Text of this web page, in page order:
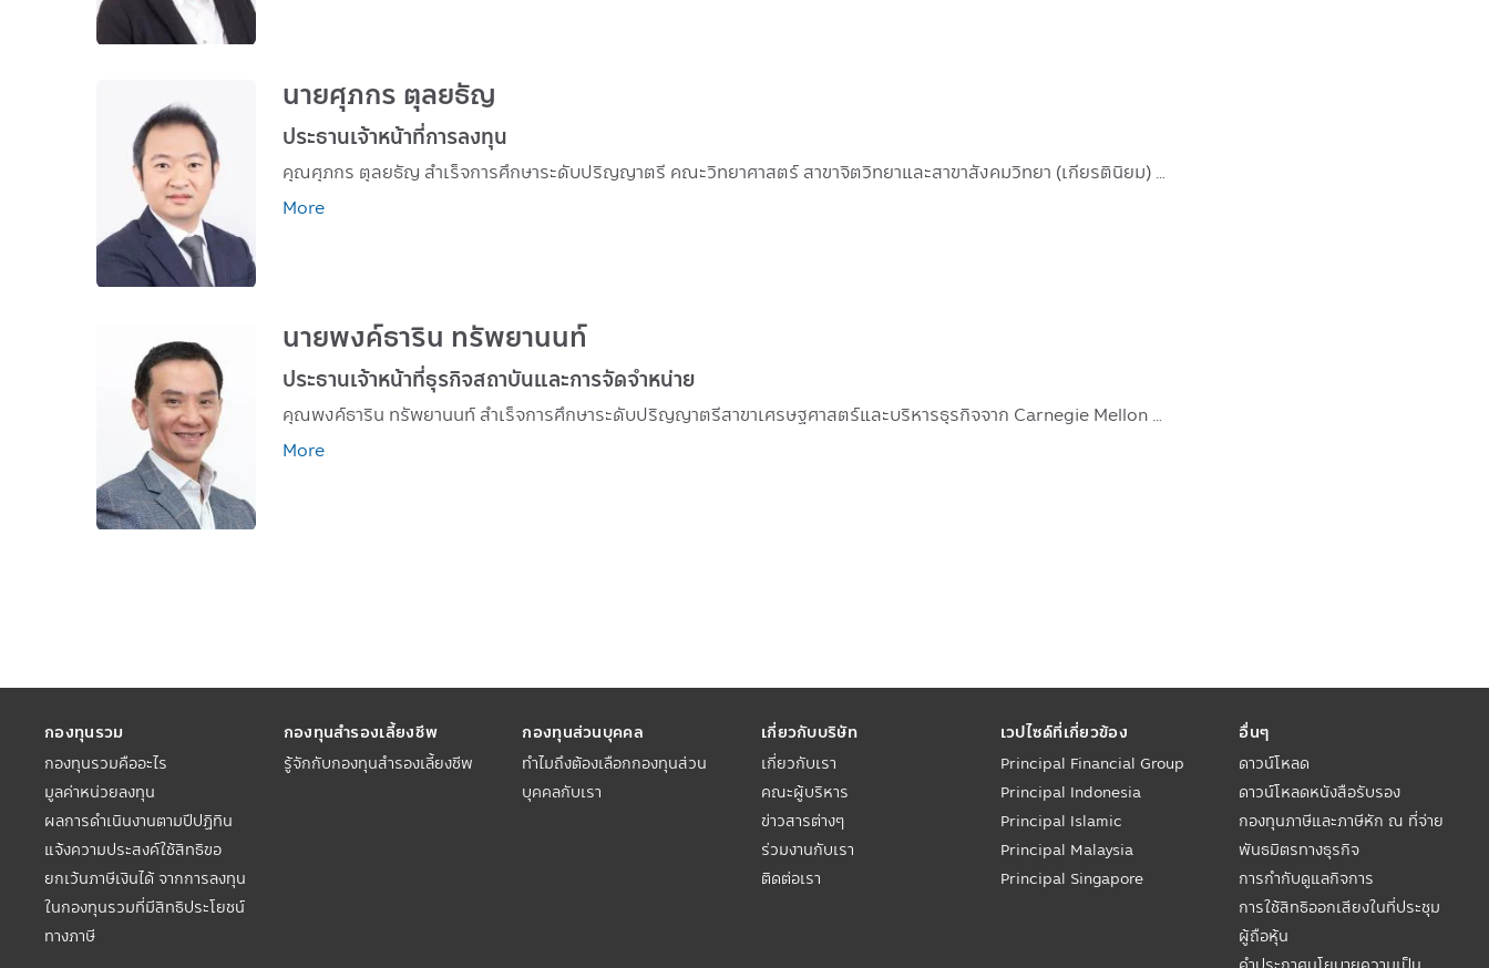
นายศุภกร ตุลยธัญ
ประธานเจ้าหน้าที่การลงทุน
คุณศุภกร ตุลยธัญ สำเร็จการศึกษาระดับปริญญาตรี คณะวิทยาศาสตร์ สาขาจิตวิทยาและสาขาสังคมวิทยา (เกียรตินิยม) จาก W…
More
นายพงค์ธาริน ทรัพยานนท์
ประธานเจ้าหน้าที่ธุรกิจสถาบันและการจัดจำหน่าย
คุณพงค์ธาริน ทรัพยานนท์ สำเร็จการศึกษาระดับปริญญาตรีสาขาเศรษฐศาสตร์และบริหารธุรกิจจาก Carnegie Mellon Universi…
More
กองทุนรวม
กองทุนรวมคืออะไร
มูลค่าหน่วยลงทุน
ผลการดำเนินงานตามปีปฏิทิน
แจ้งความประสงค์ใช้สิทธิขอ
ยกเว้นภาษีเงินได้ จากการลงทุน
ในกองทุนรวมที่มีสิทธิประโยชน์
ทางภาษี
กองทุนสำรองเลี้ยงชีพ
รู้จักกับกองทุนสำรองเลี้ยงชีพ
กองทุนส่วนบุคคล
ทำไมถึงต้องเลือกกองทุนส่วน
บุคคลกับเรา
เกี่ยวกับบริษัท
เกี่ยวกับเรา
คณะผู้บริหาร
ข่าวสารต่างๆ
ร่วมงานกับเรา
ติดต่อเรา
เวปไซด์ที่เกี่ยวข้อง
Principal Financial Group
Principal Indonesia
Principal Islamic
Principal Malaysia
Principal Singapore
อื่นๆ
ดาวน์โหลด
ดาวน์โหลดหนังสือรับรอง
กองทุนภาษีและภาษีหัก ณ ที่จ่าย
พันธมิตรทางธุรกิจ
การกำกับดูแลกิจการ
การใช้สิทธิออกเสียงในที่ประชุม
ผู้ถือหุ้น